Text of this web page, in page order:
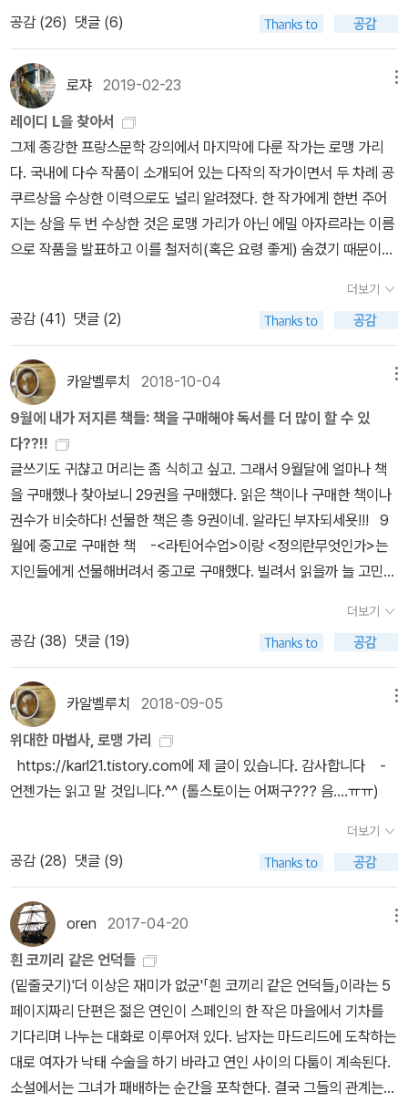
으로 나아갈 수밖에 없는 인간, 이란 관점에서 흥미롭다. 그것을 끊임
래도 채워지지 않는 구멍을 지우기 위해 덧붙이기를 하는. 누구나 최
대한 산다. 그 방식이 다를 뿐이다. 어떤 면에서 다 촌년이고 촌놈이
다. 그러나 어떤 면에서 왕이고 영주다. 스펙트럼이 다를 뿐이다. 로맹
가리는 밀어붙일 수 있을 만큼 자기 스펙트럼을 확장한다. 그러면서
도 스스로를, 세상을 조소한다. 그게 그의 사랑의 방식이라고 도미니
크 보나는 말한다. <자기 앞의 생>에 나온 마지막 문장 '사랑해야 한
다'는 아름다운 울림을 넘어선다. 슬프다. 그 문장은 실은 강박이며 조
소이다. 그러나 내실한 고백이기도 하다.
발표될 수 없는, 쓰일 수 없는 소설이었다. 단순한 변장이라기보다는
변신을 가능하게 해주는 강력한 수단이었고, 그는 아자르라는 이름과
함께 작가로서 새롭게 탄생하는 경험을 한다. 전성기가 지난 로맹 가
리가 쇠락해가는 작가였다면, 젊은 에밀 아자르는 신생의 작가였다.
이러한 완벽한 분리 덕분에 로맹 가리의 작품을 혹평한 비평가가 아
자르의 작품은 치켜세우는 해프닝이 벌어지기도 했다. 물론 로맹 가
리 자신은 그러한 상황을 은근히 즐기기도 했다. 때문에 <자기 앞의
생>의 작가가 누구인가를 물을 때 여전히 우리는 로맹 가리에 앞서
에밀 아자르를 떠올리게 된다. 실제 저자가 밝혀진 뒤에도 아자르는
하지만, 로맹 가리의 어떤 작품들보다 먼저 <자기 앞의 생>을 읽었기
에 내게 로맹 가리는 에밀 아자르의 다른 이름이었다. 그의 작품이 대
부분 한국어로 번역된 상황에서도 여전히 독자들이 가장 많이 찾는
작품은 <자기 앞의 생>이다. 로맹 가리라는 이름을 굳이 참조하지 않
아도 될 만큼 아자르와 <자기 앞의 생>은 독자적인 존재감을 과시한
다. 그럼에도 <자기 앞의 생>에 대해 로맹 가리가 어떤 ‘지분’을 갖는
다면, 그것은 주인공 모모와 로자 아줌마의 모델과 관련해서다. ‘에밀
아자르의 삶과 죽음’에서 로맹 가리는 그 두 인물이 아들 디에고와 그
를 돌봐준 스페인 가정부를 모델로 했다고 밝힌다. 부모가 누구인지
도 모른 채 성장해가는 모모와 창녀들의 아이를 맡아서 돌봐주는 로
자 아줌마 사이의 혈육을 넘어선 사랑을 감동적으로 그린 <자기 앞의
생>은 로맹 가리 시점에서는 또 다른 의미를 갖는 작품으로 탈바꿈한
모모를 맡겼다가 11년 만에 찾아온 아버지 유세프 카디르에게서 로맹
가리의 모습이 중첩돼 읽히는 건 불가피하다. 그는 제정신이 아닌 상
태에서 아내를 살해하고 정신병원에 갇혀 있다가 아들 모모를 찾아왔
지만, 아들을 알아보지 못한 채 심장병으로 급사한다. 로맹 가리가 <
자기 앞의 생>을 아들에게 남기고 세상을 떠난 건 5년 뒤였다.
기 때문이다. 한때는 구독자가 100명만 되었으면, 혹은 500명만 되
었으면 했는데... 유튜브 동영상 하나에 좋아요, 댓글이 순식간에 100
개 혹은 200개씩 달리면 정신을 차리기 힘들다. 댓글 다는 일이 어느
새 밀린 숙제하듯 일과가 되고 있다. 그래도 구독자 한 사람 늘리기 위
해 노심초사했던 '어려운 시절'을 생각해서 댓글 하나 소홀히 하지 않
으려 기를 쓰고 있다. 유튜브 이용자들은 앞으로도 계속 급증세를 이
어갈 듯하다. 비대면 활동이 어느새 일상화된 탓도 그런 추세에 일조
하는 듯하다. 조금 더 시간이 지나면 1인 1채널 시대가 도래할 듯한 분
위기마저 감지된다.(1인 다채널 소유자도 많기 때문에 결국에는 인구
수 만큼 유튜브 채널이 만들어질 듯하다.) 유튜브 채널에 영상을 올리
기 시작한지 불과 몇 달 지나지 않았지만, 초보 유튜버가 어설픈 눈으
로 바라보더라도 신생 유튜버들은 끊임없이 밀려 들어오고 있는 게
이 유독 도드라지는 느낌도 받는다. 꼬리에 꼬리를 무는 식으로 이어
지는 유튜브 진입 행렬을 보노라면 마치 노아의 방주를 보는 듯하다.
이 거대한 배에 올라타지 않으면 마치 무슨 큰일이라도 나는 것처럼
밀려오기 때문이다. 유튜브 동영상을 올리고 나면 잠깐씩 짬을 내서
최신 동영상에 대한 홍보를 하러 돌아다니기도 하는데, 그때마다 느
끼는 게 하나 있다. 알라딘 서재는 어느새 왜소해도 너무 왜소해졌구
나, 하는 느낌이다. 가령, 네이버 검색창에서 [자기 앞의 생, 에밀 아자
르]를 입력하고 '블로그'를 선택해서 검색하면, 네이버 블로그 글이 1
00개 정도 나올 때, 알라딘 서재글이 겨우 한둘 정도가 검색된다. 다
들었던 작품들을 홍보하기 위해 [마담 보바리, 플로베르]를 검색하거
나, [버지니아 울프, 댈러웨이 부인]을 검색했을 때도 결과는 별반 다
르지 않았기 때문이다. 지극히 단편적인 일면만 보고 <알라딘 서재>
가 너무 왜소해 졌다고 성급한 판단을 내리는지도 모르겠다. 아무튼
내가 업로드한 '고전 명작들'을 네이버에서 검색했을 때의 결과가 이
상하게도 알라딘에 불리한 쪽으로 왜곡되어 나타났다고 믿고 싶은 생
각마저 없어졌다. 똑같은 검색어를 입력했을 때, 네이버 블로그 글이
100건 정도 검색될 때 알라딘 서재글이 겨우 한둘 정도로 검색되는
되어 올라왔었다. 물론 내가 제일 걱정하는 건 알라딘이 망하는 거다.
지난 17년 동안 내가 써 왔던 글은 대부분 알라딘에 저장해 놓고 있는
데, 이 글들이 통째로 날아간다면 그보다 더 억울한 일도 없을 터이기
때문이다. 나는 앞으로도 상당 기간은 책을 소개하는 동영상을 계속
만들어 올릴 것 같다. 독자들의 반응조차 희미할 정도로 외진 플랫폼
에서 계속 글을 쓰는 것보다는 세계 최고의 플랫폼에 이미 읽은 책들
을 영상으로 소개하는 일이 훨씬 더 보람있고 유익할 것 같기 때문이
다. 물론 노력에 대한 적절한 보상이 뒤따른다는 점도 무시하기 어렵
고... 아이러니하게도 유튜브 동영상을 만들어 올리고 나서 내 서재 방
공감 (26) 댓글 (6)
로쟈 2019-02-23
레이디 L을 찾아서
그제 종강한 프랑스문학 강의에서 마지막에 다룬 작가는 로맹 가리
다. 국내에 다수 작품이 소개되어 있는 다작의 작가이면서 두 차례 공
쿠르상을 수상한 이력으로도 널리 알려졌다. 한 작가에게 한번 주어
지는 상을 두 번 수상한 것은 로맹 가리가 아닌 에밀 아자르라는 이름
으로 작품을 발표하고 이를 철저히(혹은 요령 좋게) 숨겼기 때문이
에서는 <그로칼랭>(1974)과 <자기 앞의 생>(1975), 그리고 자전
소설 <새벽의 약속>(1960)을 읽었고 이번 강의에서는 데뷔작 <유
럽의 교육>(1945)과 공쿠르상 수상작 <하늘의 뿌리>(1956)를 읽
었다. 한 작가를 이해하는 방법은 여러 가지가 있겠으나 나는 한 작품
에 대한 이해와 함께 주로 작품들 간의 관계 혹은 이행 경로에 관심을
둔다. 로맹 가리의 경우라면 주요작인 <유럽의 교육>에서 <하늘의
뿌리>로의 이행이 어떻게 이루어지는가, 그리고 <하늘의 뿌리>에서
<새벽의 약속>으로의 이행은 얼마나 필연적인가, 더불어 <그로칼랭
>을 전후로 한, 로맹 가리에서 에밀 아자르로의 이행은 어떻게 이루
어지며 어떤 의미를 갖는가 등이 관심거리가 된다. 이 가운데서 첫번
째 <유럽의 교육>에서 <하늘의 뿌리>로의 이행은 그 사이에 발표된
작품들이 소개되지 않아서(국내에 소개된 작품은 주로 후기작에 집중
돼 있다) 현재로선 가늠하기 어렵다. 그래서 자연스레 두번째 주제로
넘어가는데 <하늘의 뿌리> 이후에 또다른 대표작 <새벽의 약속>을
<새벽의 약속>이 그의 어머니에 대한 소설이라면(카뮈와 함께 로맹
가리는 대표적인 ‘엄마 아들‘ 작가다) <레이디 L>은 첫번째 아내 레
슬리 블랜치를 모델로 한 소설이다(알려진 대로 여배우 진 세버그가
그의 두번째 아내다). 로맹 가리는 이 영어 소설을 직접 불어로 옮긴
개정판을 1963년에 발표한다. 그래서 <레이디 L>은 <새벽의 약속>
뿌리>가 로맹 가리의 전기 문학의 결산이고 <레이디L>이나 <새벽
의 약속>부터는 다른 주제 혹은 다른 사이클로 넘어간다는 것이다.
실제로 그러한지는 확인해봐야 알 수 있는데 <레이디 L>이 품절이어
서 일이 좀 번거롭게 되었다. 소장도서인지도 불분명하다. 그래서 ‘레
이디 L을 찾아서‘란 제목을 붙인 것. 내일과 모레 또 책이사를 하게 돼
한바탕 전쟁을 치를 예정인데 어쩌다 ‘전쟁고아‘ 만나듯 만나게 될지
도 모르겠다.마지막 로맹 가리와 에밀 아자르의 관계 혹은 그 이행의
문제는 핵심적이면서 복잡한 문제이고 견적도 많이 나온다. 본격적인
작가론을 쓸 작정을 해야 달려들 수 있는 문제이기도 하다. 나중에 <
그로칼랭>과 <자기 앞의 생> 등을 다시 읽게 되면 고려해보려고 한
다. 매주 거의 열명의 작가들과 씨름하는 나로선 한 작가에게 하루 이
더보기
공감 (41) 댓글 (2)
카알벨루치 2018-10-04
9월에 내가 저지른 책들: 책을 구매해야 독서를 더 많이 할 수 있
다??!!
글쓰기도 귀챦고 머리는 좀 식히고 싶고. 그래서 9월달에 얼마나 책
을 구매했나 찾아보니 29권을 구매했다. 읽은 책이나 구매한 책이나
권수가 비슷하다! 선물한 책은 총 9권이네. 알라딘 부자되세욧!!! 9
월에 중고로 구매한 책 -<라틴어수업>이랑 <정의란무엇인가>는
지인들에게 선물해버려서 중고로 구매했다. 빌려서 읽을까 늘 고민하
쩔 9월에 선물한 책 -<내 인생 여기서 끝나지 않는다>는 전도서설
교집인데, 내용이 너무 좋아서 이번 달엔 5명에게 선물을 했다. 알라
딘에서 남은 포인트와 지난달에 도서관에서 받은 문상 이랑 이래저래
합쳐 나를 위해 쓰지 않고 지인들을 위해 썼다. 책이야기 말고, 글쓰
는 것 말고 거기서 조금 벗어나고 싶은데, 페이퍼는 책이야기만 늘어
놓고 있네.... 9월에 가장 큰 소득은? 이거 너무 재밌게 읽은 것이
고, 1권마다 다 리뷰를 적고 싶었는데, 그러다가는 기가 빠져 죽을 듯
해서 반납했다. 고우영의 다른 책들이 품절이라 중고로 구매할까 고
민하고 있는데...<열국지>인가 <초한지> 그건 너무 야하다고 해서
에 드는 책은(내용 불문하고) 이거 리커버판인데, 완전 너무 고급진
거 아닙니까? 이래서 리커버 리커버하는가 싶기도 하고, 특히 옆에
노트가 필사하기 딱 좋은 굿즈....문구류에 대한 욕심만 가득이네요!
이거 완전 뽀대납니다. 집안의 분위기가 훤하네 이라믄서....ㅋㅋㅋ
ㅋ 10월의 고민? 10월 들어서 책을 안 질렀는데, 웬지 너무 허전하
다. 이런 허전함은 뭐지? 책을 구매하고 오기를 기다리는, 바로 읽지
도 않을 거면서도 웬지 책을 구매해야 또 책을 읽을 것 같은 느낌? 생
기가 없다고 해야하나???.... 여러분은 어떠신가요? 책을 구매해야
더보기
공감 (38) 댓글 (19)
카알벨루치 2018-09-05
위대한 마법사, 로맹 가리
https://karl21.tistory.com에 제 글이 있습니다. 감사합니다 -
언젠가는 읽고 말 것입니다.^^ (톨스토이는 어쩌구??? 음....ㅠㅠ)
더보기
공감 (28) 댓글 (9)
oren 2017-04-20
흰 코끼리 같은 언덕들
(밑줄긋기)'더 이상은 재미가 없군'「흰 코끼리 같은 언덕들」이라는 5
페이지짜리 단편은 젊은 연인이 스페인의 한 작은 마을에서 기차를
기다리며 나누는 대화로 이루어져 있다. 남자는 마드리드에 도착하는
대로 여자가 낙태 수술을 하기 바라고 연인 사이의 다툼이 계속된다.
소설에서는 그녀가 패배하는 순간을 포착한다. 결국 그들의 관계는